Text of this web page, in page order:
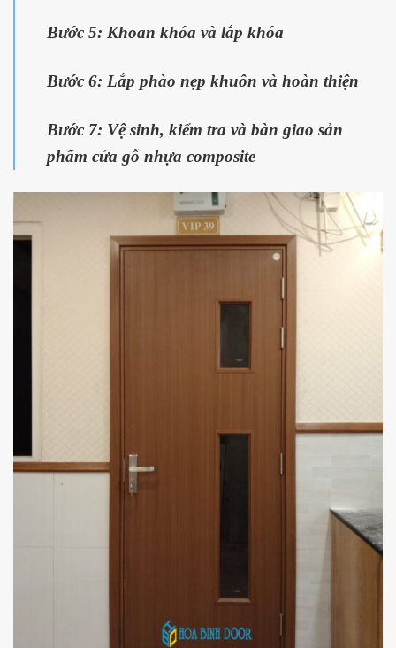
Bước 5: Khoan khóa và lắp khóa
Bước 6: Lắp phào nẹp khuôn và hoàn thiện
Bước 7: Vệ sinh, kiểm tra và bàn giao sản
phẩm cửa gỗ nhựa composite